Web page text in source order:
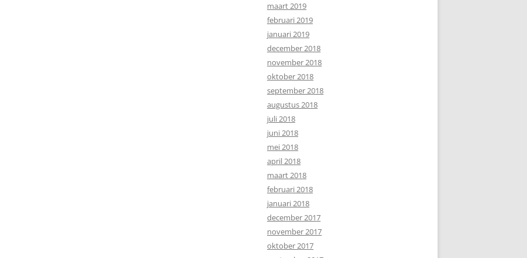
maart 2019
februari 2019
januari 2019
december 2018
november 2018
oktober 2018
september 2018
augustus 2018
juli 2018
juni 2018
mei 2018
april 2018
maart 2018
februari 2018
januari 2018
december 2017
november 2017
oktober 2017